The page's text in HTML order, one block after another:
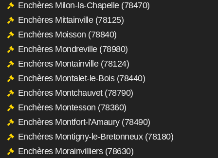
Enchères Milon-la-Chapelle (78470)
Enchères Mittainville (78125)
Enchères Moisson (78840)
Enchères Mondreville (78980)
Enchères Montainville (78124)
Enchères Montalet-le-Bois (78440)
Enchères Montchauvet (78790)
Enchères Montesson (78360)
Enchères Montfort-l'Amaury (78490)
Enchères Montigny-le-Bretonneux (78180)
Enchères Morainvilliers (78630)